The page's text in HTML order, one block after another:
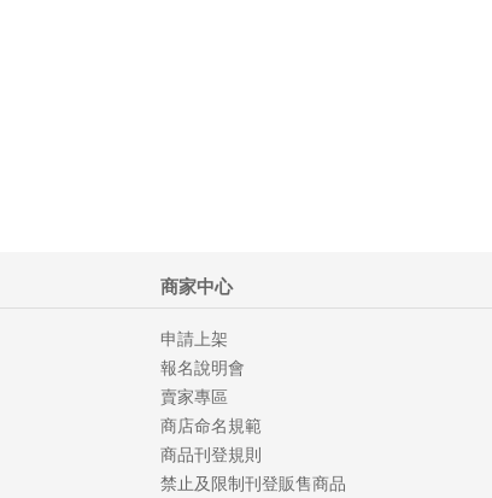
商家中心
申請上架
報名說明會
賣家專區
商店命名規範
商品刊登規則
禁止及限制刊登販售商品